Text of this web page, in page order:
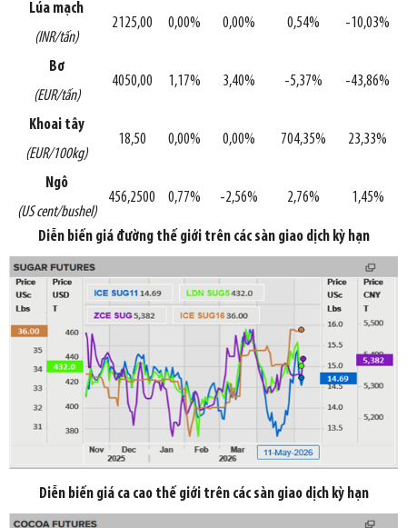
Lúa mạch
(INR/tấn)
2125,00 0,00% 0,00% 0,54% -10,03%
Bơ
(EUR/tấn)
4050,00 1,17% 3,40% -5,37% -43,86%
Khoai tây
(EUR/100kg)
18,50 0,00% 0,00% 704,35% 23,33%
Ngô
(US cent/bushel)
456,2500 0,77% -2,56% 2,76% 1,45%
Diễn biến giá đường thế giới trên các sàn giao dịch kỳ hạn
Diễn biến giá ca cao thế giới trên các sàn giao dịch kỳ hạn